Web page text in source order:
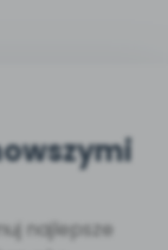
najlepsze